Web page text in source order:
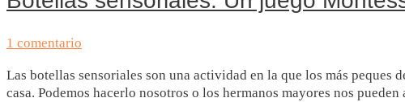
1 comentario
Las botellas sensoriales son una actividad en la que los más peques
casa. Podemos hacerlo nosotros o los hermanos mayores nos